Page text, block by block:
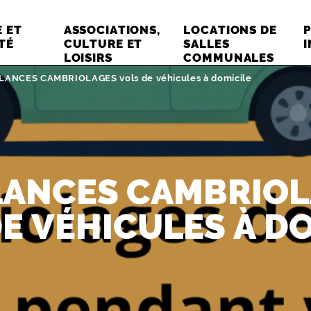
ET
ASSOCIATIONS,
CULTURE ET
LOISIRS
LOCATIONS DE
SALLES
COMMUNALES
CAMBRIOLAGES vols de véhicules à domicile
VÉHICULES À